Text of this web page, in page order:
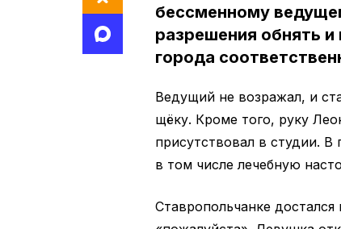
бессменному
разрешения обнять
города
Ведущий не возражал, и
щёку. Кроме того, руку
присутствовал в студии.
в том числе лечебную
Ставропольчанке